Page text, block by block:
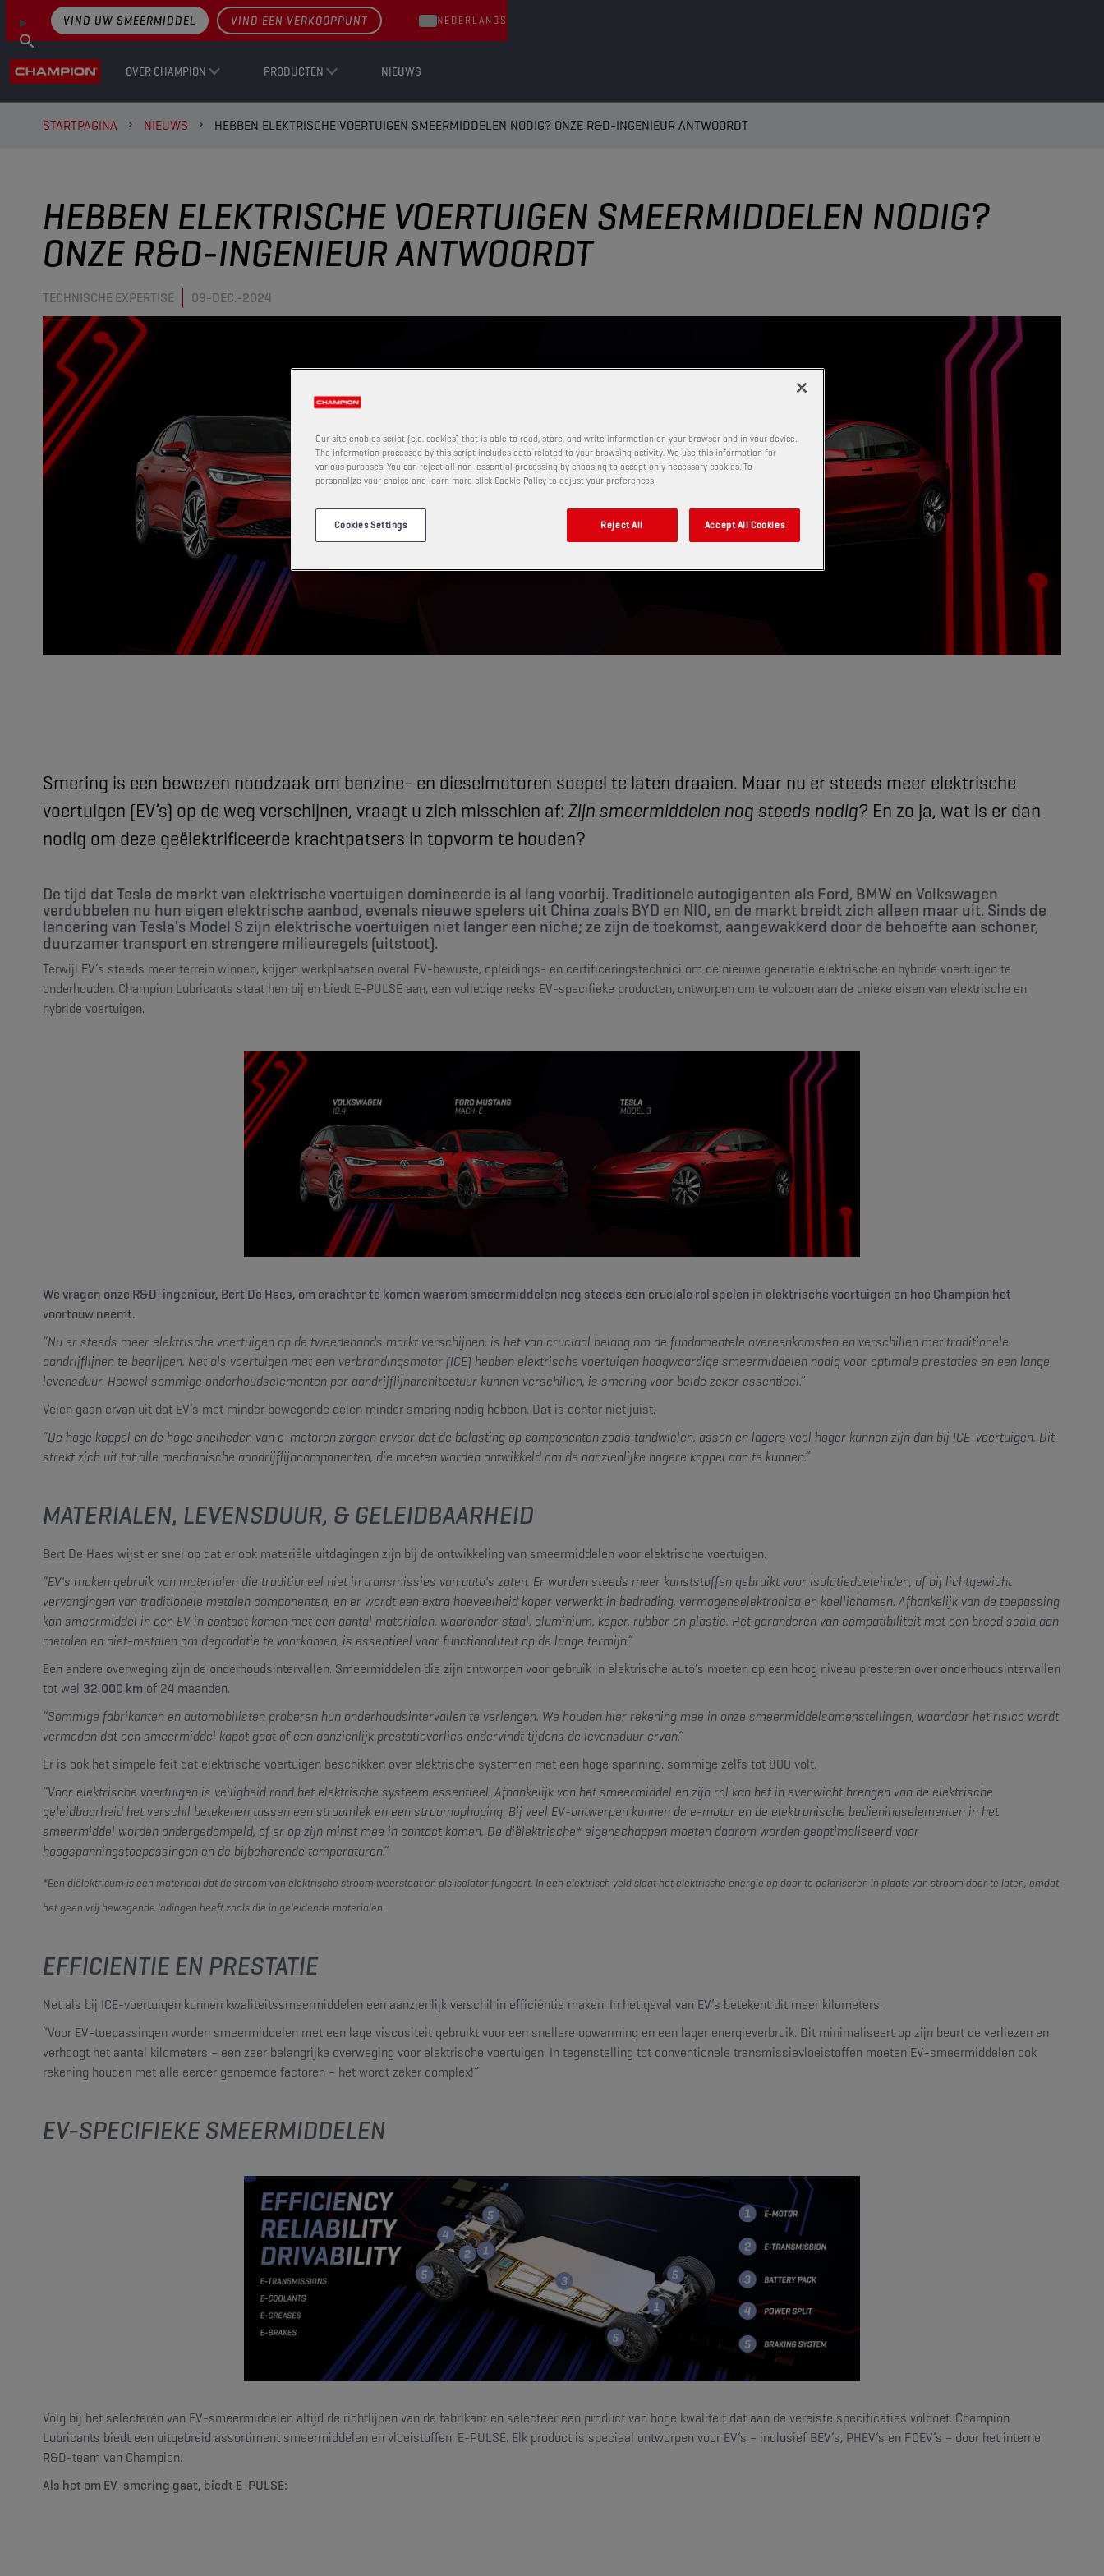
OVER CHAMPION PRODUCTEN NIEUWS
VIND UW SMEERMIDDEL VIND EEN VERKOOPPUNT NEDERLANDS
STARTPAGINA NIEUWS HEBBEN ELEKTRISCHE VOERTUIGEN SMEERMIDDELEN NODIG? ONZE R&D-INGENIEUR ANTWOORDT
HEBBEN ELEKTRISCHE VOERTUIGEN SMEERMIDDELEN NODIG?
ONZE R&D-INGENIEUR ANTWOORDT
TECHNISCHE EXPERTISE 09-DEC.-2024
Smering is een bewezen noodzaak om benzine- en dieselmotoren soepel te laten draaien. Maar nu er steeds meer elektrische
voertuigen (EV’s) op de weg verschijnen, vraagt ​​u zich misschien af: Zijn smeermiddelen nog steeds nodig? En zo ja, wat is er dan
nodig om deze geëlektrificeerde krachtpatsers in topvorm te houden?
De tijd dat Tesla de markt van elektrische voertuigen domineerde is al lang voorbij. Traditionele autogiganten als Ford, BMW en Volkswagen
verdubbelen nu hun eigen elektrische aanbod, evenals nieuwe spelers uit China zoals BYD en NIO, en de markt breidt zich alleen maar uit. Sinds de
lancering van Tesla's Model S zijn elektrische voertuigen niet langer een niche; ze zijn de toekomst, aangewakkerd door de behoefte aan schoner,
duurzamer transport en strengere milieuregels (uitstoot).
Terwijl EV’s steeds meer terrein winnen, krijgen werkplaatsen overal EV-bewuste, opleidings- en certificeringstechnici om de nieuwe generatie elektrische en hybride voertuigen te
onderhouden. Champion Lubricants staat hen bij en biedt E-PULSE aan, een volledige reeks EV-specifieke producten, ontworpen om te voldoen aan de unieke eisen van elektrische en
hybride voertuigen.
We vragen onze R&D-ingenieur, Bert De Haes, om erachter te komen waarom smeermiddelen nog steeds een cruciale rol spelen in elektrische voertuigen en hoe Champion het
voortouw neemt.
“Nu er steeds meer elektrische voertuigen op de tweedehands markt verschijnen, is het van cruciaal belang om de fundamentele overeenkomsten en verschillen met traditionele
aandrijflijnen te begrijpen. Net als voertuigen met een verbrandingsmotor (ICE) hebben elektrische voertuigen hoogwaardige smeermiddelen nodig voor optimale prestaties en een lange
levensduur. Hoewel sommige onderhoudselementen per aandrijflijnarchitectuur kunnen verschillen, is smering voor beide zeker essentieel.”
Velen gaan ervan uit dat EV’s met minder bewegende delen minder smering nodig hebben. Dat is echter niet juist.
“De hoge koppel en de hoge snelheden van e-motoren zorgen ervoor dat de belasting op componenten zoals tandwielen, assen en lagers veel hoger kunnen zijn dan bij ICE-voertuigen. Dit
strekt zich uit tot alle mechanische aandrijflijncomponenten, die moeten worden ontwikkeld om de aanzienlijke hogere koppel aan te kunnen.”
MATERIALEN, LEVENSDUUR, & GELEIDBAARHEID
Bert De Haes wijst er snel op dat er ook materiële uitdagingen zijn bij de ontwikkeling van smeermiddelen voor elektrische voertuigen.
“EV's maken gebruik van materialen die traditioneel niet in transmissies van auto's zaten. Er worden steeds meer kunststoffen gebruikt voor isolatiedoeleinden, of bij lichtgewicht
vervangingen van traditionele metalen componenten, en er wordt een extra hoeveelheid koper verwerkt in bedrading, vermogenselektronica en koellichamen. Afhankelijk van de toepassing
kan smeermiddel in een EV in contact komen met een aantal materialen, waaronder staal, aluminium, koper, rubber en plastic. Het garanderen van compatibiliteit met een breed scala aan
metalen en niet-metalen om degradatie te voorkomen, is essentieel voor functionaliteit op de lange termijn.”
Een andere overweging zijn de onderhoudsintervallen. Smeermiddelen die zijn ontworpen voor gebruik in elektrische auto's moeten op een hoog niveau presteren over onderhoudsintervallen
tot wel 32.000 km of 24 maanden.
“Sommige fabrikanten en automobilisten proberen hun onderhoudsintervallen te verlengen. We houden hier rekening mee in onze smeermiddelsamenstellingen, waardoor het risico wordt
vermeden dat een smeermiddel kapot gaat of een aanzienlijk prestatieverlies ondervindt tijdens de levensduur ervan.”
Er is ook het simpele feit dat elektrische voertuigen beschikken over elektrische systemen met een hoge spanning, sommige zelfs tot 800 volt.
“Voor elektrische voertuigen is veiligheid rond het elektrische systeem essentieel. Afhankelijk van het smeermiddel en zijn rol kan het in evenwicht brengen van de elektrische
geleidbaarheid het verschil betekenen tussen een stroomlek en een stroomophoping. Bij veel EV-ontwerpen kunnen de e-motor en de elektronische bedieningselementen in het
smeermiddel worden ondergedompeld, of er op zijn minst mee in contact komen. De diëlektrische* eigenschappen moeten daarom worden geoptimaliseerd voor
hoogspanningstoepassingen en de bijbehorende temperaturen.”
*Een diëlektricum is een materiaal dat de stroom van elektrische stroom weerstaat en als isolator fungeert. In een elektrisch veld slaat het elektrische energie op door te polariseren in plaats van stroom door te laten, omdat
het geen vrij bewegende ladingen heeft zoals die in geleidende materialen.
EFFICIENTIE EN PRESTATIE
Net als bij ICE-voertuigen kunnen kwaliteitssmeermiddelen een aanzienlijk verschil in efficiëntie maken. In het geval van EV’s betekent dit meer kilometers.
“Voor EV-toepassingen worden smeermiddelen met een lage viscositeit gebruikt voor een snellere opwarming en een lager energieverbruik. Dit minimaliseert op zijn beurt de verliezen en
verhoogt het aantal kilometers – een zeer belangrijke overweging voor elektrische voertuigen. In tegenstelling tot conventionele transmissievloeistoffen moeten EV-smeermiddelen ook
rekening houden met alle eerder genoemde factoren – het wordt zeker complex!”
EV-SPECIFIEKE SMEERMIDDELEN
Volg bij het selecteren van EV-smeermiddelen altijd de richtlijnen van de fabrikant en selecteer een product van hoge kwaliteit dat aan de vereiste specificaties voldoet. Champion
Lubricants biedt een uitgebreid assortiment smeermiddelen en vloeistoffen: E-PULSE. Elk product is speciaal ontworpen voor EV’s – inclusief BEV’s, PHEV’s en FCEV’s – door het interne
R&D-team van Champion.
Als het om EV-smering gaat, biedt E-PULSE:
Our site enables script (e.g. cookies) that is able to read, store, and write information on your browser and in your device.
The information processed by this script includes data related to your browsing activity. We use this information for
various purposes. You can reject all non-essential processing by choosing to accept only necessary cookies. To
personalize your choice and learn more click Cookie Policy to adjust your preferences.
Cookies Settings Reject All Accept All Cookies